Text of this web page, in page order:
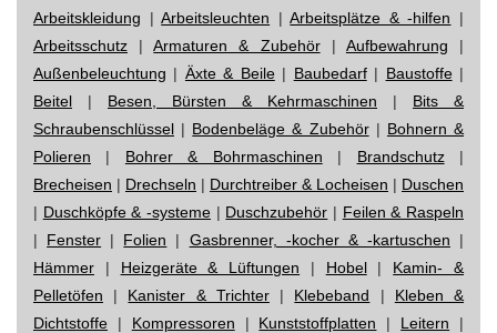
Arbeitskleidung |Arbeitsleuchten |Arbeitsplätze & -hilfen |
Arbeitsschutz |Armaturen & Zubehör| Aufbewahrung |
Außenbeleuchtung | Äxte & Beile| Baubedarf| Baustoffe|
Beitel | Besen, Bürsten & Kehrmaschinen | Bits &
Schraubenschlüssel | Bodenbeläge & Zubehör| Bohnern &
Polieren | Bohrer & Bohrmaschinen | Brandschutz|
Brecheisen | Drechseln | Durchtreiber & Locheisen | Duschen
| Duschköpfe & -systeme | Duschzubehör | Feilen & Raspeln
| Fenster | Folien | Gasbrenner, -kocher & -kartuschen |
Hämmer | Heizgeräte & Lüftungen | Hobel| Kamin- &
Pelletöfen | Kanister & Trichter| Klebeband | Kleben &
Dichtstoffe | Kompressoren | Kunststoffplatten | Leitern |